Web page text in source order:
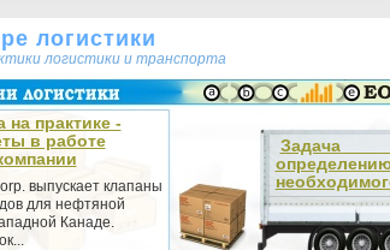
логистики
логистики и транспорта
на практике -
в работе
выпускает клапаны
для нефтяной
Канаде.